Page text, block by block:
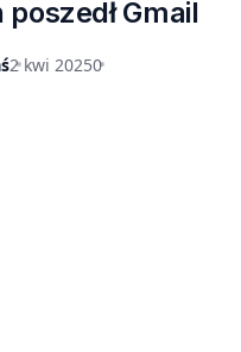
Gmail
2 kwi 20250